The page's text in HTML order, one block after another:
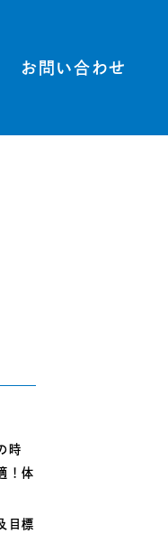
お問い合わせ
時
！体
目標